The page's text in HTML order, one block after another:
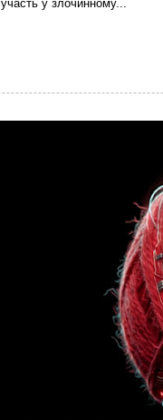
участь у злочинному...